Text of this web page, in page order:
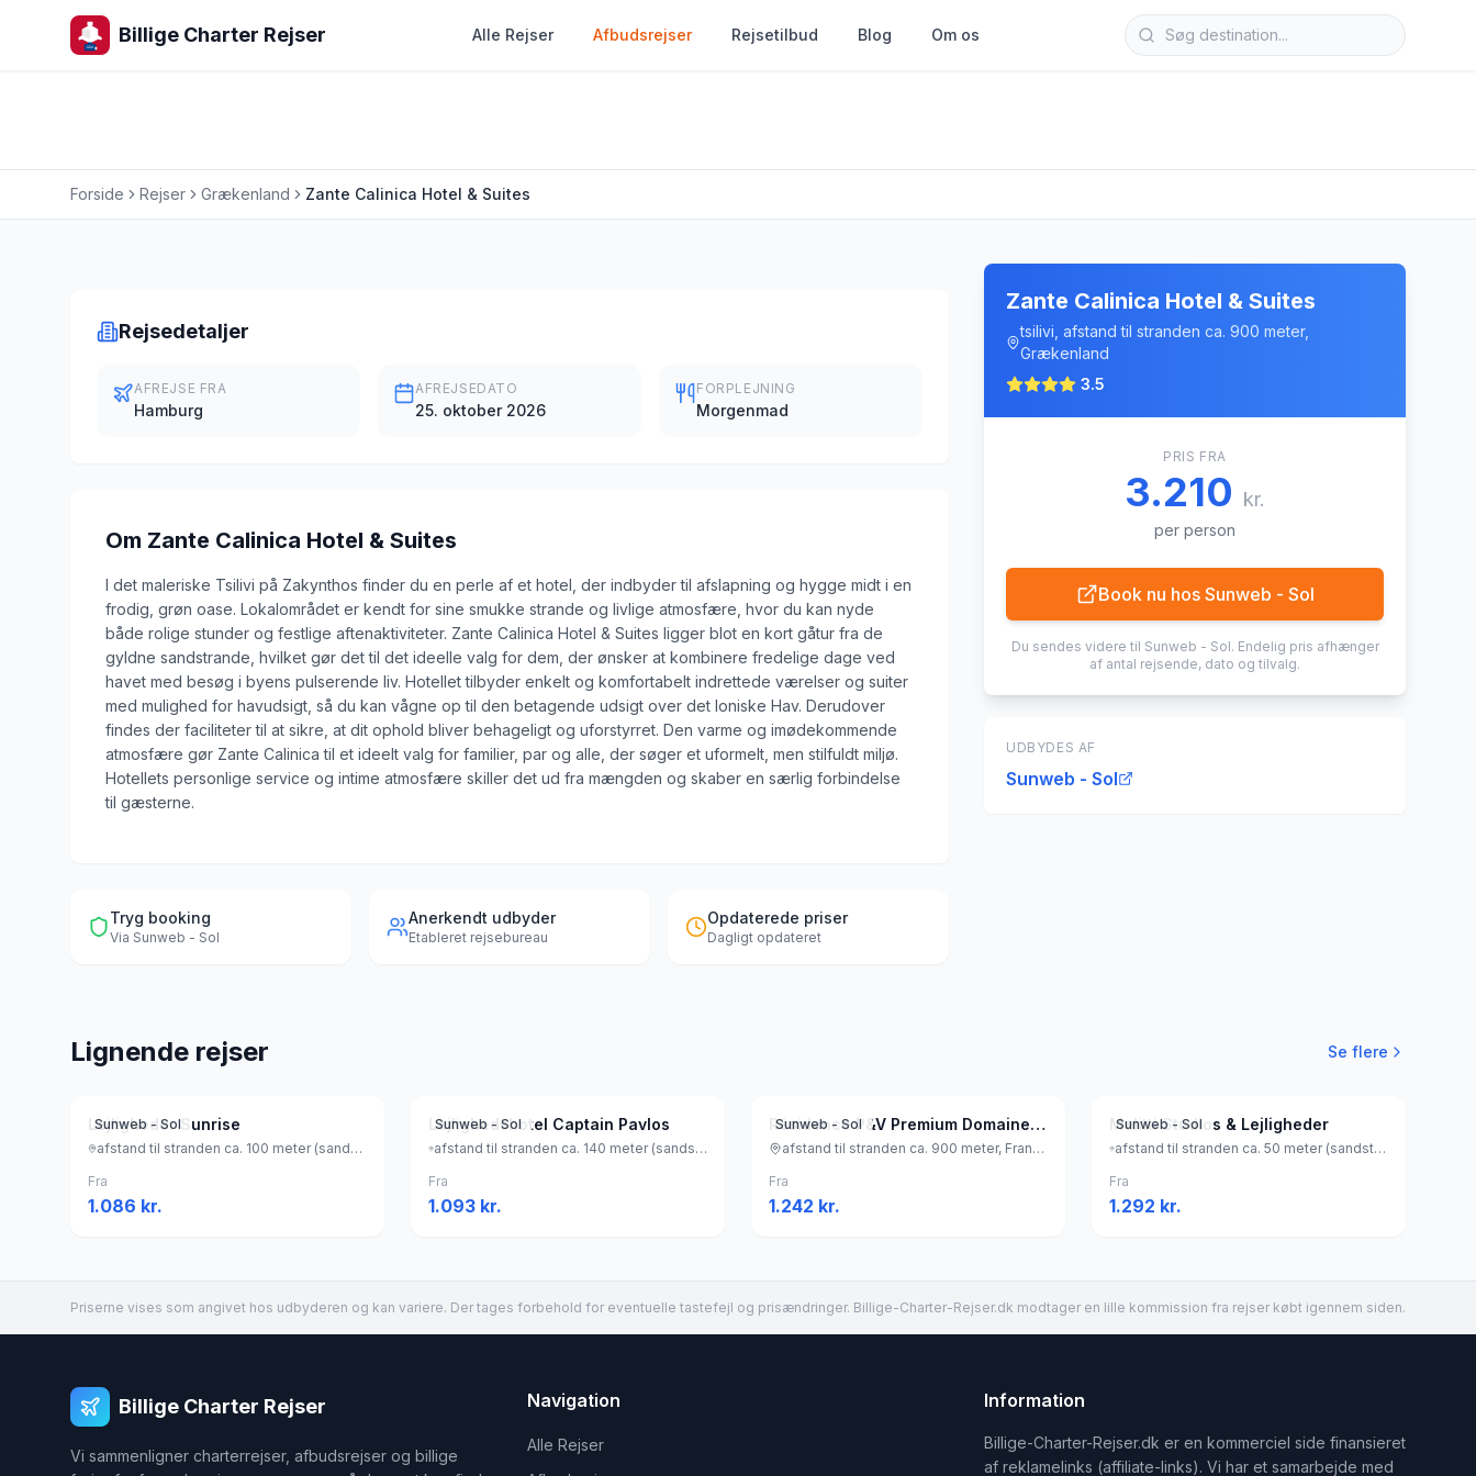
Billige Charter Rejser Alle Rejser Afbudsrejser Rejsetilbud Blog Om os
Forside Rejser Grækenland Zante Calinica Hotel & Suites
Rejsedetaljer
AFREJSE FRA
Hamburg
AFREJSEDATO
25. oktober 2026
FORPLEJNING
Morgenmad
Om Zante Calinica Hotel & Suites
I det maleriske Tsilivi på Zakynthos finder du en perle af et hotel, der indbyder til afslapning og hygge midt i en
frodig, grøn oase. Lokalområdet er kendt for sine smukke strande og livlige atmosfære, hvor du kan nyde
både rolige stunder og festlige aftenaktiviteter. Zante Calinica Hotel & Suites ligger blot en kort gåtur fra de
gyldne sandstrande, hvilket gør det til det ideelle valg for dem, der ønsker at kombinere fredelige dage ved
havet med besøg i byens pulserende liv. Hotellet tilbyder enkelt og komfortabelt indrettede værelser og suiter
med mulighed for havudsigt, så du kan vågne op til den betagende udsigt over det Ioniske Hav. Derudover
findes der faciliteter til at sikre, at dit ophold bliver behageligt og uforstyrret. Den varme og imødekommende
atmosfære gør Zante Calinica til et ideelt valg for familier, par og alle, der søger et uformelt, men stilfuldt miljø.
Hotellets personlige service og intime atmosfære skiller det ud fra mængden og skaber en særlig forbindelse
til gæsterne.
Tryg booking
Via Sunweb - Sol
Anerkendt udbyder
Etableret rejsebureau
Opdaterede priser
Dagligt opdateret
Zante Calinica Hotel & Suites
tsilivi, afstand til stranden ca. 900 meter,
Grækenland
3.5
PRIS FRA
3.210 kr.
per person
Book nu hos Sunweb - Sol
Du sendes videre til Sunweb - Sol. Endelig pris afhænger
af antal rejsende, dato og tilvalg.
UDBYDES AF
Sunweb - Sol
Lignende rejser Se flere
Sunweb - Sol
Lejligheder Sunrise
afstand til stranden ca. 100 meter (sandstrand), Grækenland
Fra
1.086 kr.
Sunweb - Sol
Lejlighedshotel Captain Pavlos
afstand til stranden ca. 140 meter (sandstrand, liggestole (antal: 20) (gratis) , parasol (gratis) ), Grækenland
Fra
1.093 kr.
Sunweb - Sol Résidence P&V Premium Domaine du Golfe du Lion
afstand til stranden ca. 900 meter, Frankrig
Fra
1.242 kr.
Sunweb - Sol
Melitti Studios & Lejligheder
afstand til stranden ca. 50 meter (sandstrand, liggestole (mod betaling) , parasol (mod betaling) ), Grækenland
Fra
1.292 kr.
Priserne vises som angivet hos udbyderen og kan variere. Der tages forbehold for eventuelle tastefejl og prisændringer. Billige-Charter-Rejser.dk modtager en lille kommission fra rejser købt igennem siden.
Billige Charter Rejser
Vi sammenligner charterrejser, afbudsrejser og billige
Navigation
Alle Rejser
Information
Billige-Charter-Rejser.dk er en kommerciel side finansieret
af reklamelinks (affiliate-links). Vi har et samarbejde med